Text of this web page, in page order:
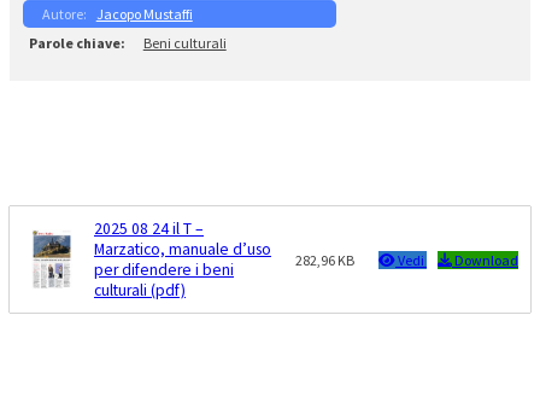
Jacopo Mustaffi
Beni culturali
2025 08 24 il T –
Marzatico, manuale d’uso
per difendere i beni
culturali (pdf)
282,96 KB Vedi Download